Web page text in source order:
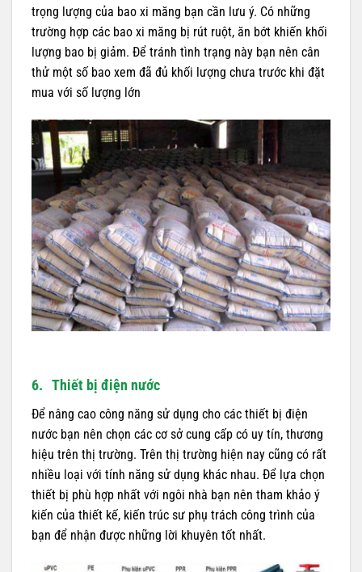
trọng lượng của bao xi măng bạn cần lưu ý. Có những
trường hợp các bao xi măng bị rút ruột, ăn bớt khiến khối
lượng bao bị giảm. Để tránh tình trạng này bạn nên cân
thử một số bao xem đã đủ khối lượng chưa trước khi đặt
mua với số lượng lớn
6. Thiết bị điện nước
Để nâng cao công năng sử dụng cho các thiết bị điện
nước bạn nên chọn các cơ sở cung cấp có uy tín, thương
hiệu trên thị trường. Trên thị trường hiện nay cũng có rất
nhiều loại với tính năng sử dụng khác nhau. Để lựa chọn
thiết bị phù hợp nhất với ngôi nhà bạn nên tham khảo ý
kiến của thiết kế, kiến trúc sư phụ trách công trình của
bạn để nhận được những lời khuyên tốt nhất.